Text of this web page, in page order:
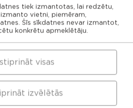
Kaunatas apvienības
pārvalde
Pušas
pagasts
Maltas
pagasts
Mākoņkalna
pagasts
pagasts
tiek izmantotas, lai redzētu,
vietni, piemēram,
Šīs sīkdatnes nevar izmantot,
konkrētu apmeklētāju.
izvēlētās
visas